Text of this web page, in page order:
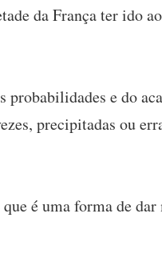
da França ter ido
e do
precipitadas ou
é uma forma de dar